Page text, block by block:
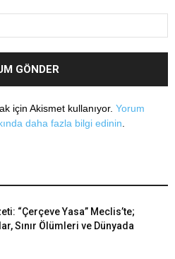
için Akismet kullanıyor. Yorum
daha fazla bilgi edinin
“Çerçeve Yasa” Meclis’te;
Sınır Ölümleri ve Dünyada